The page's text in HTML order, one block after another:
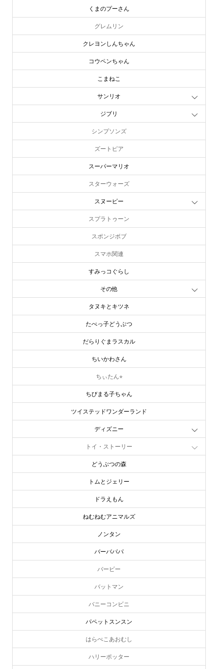
くまのプーさん
グレムリン
クレヨンしんちゃん
コウペンちゃん
こまねこ
サンリオ
ジブリ
シンプソンズ
ズートピア
スーパーマリオ
スターウォーズ
スヌーピー
スプラトゥーン
スポンジボブ
スマホ関連
すみっコぐらし
その他
タヌキとキツネ
たべっ子どうぶつ
だらりぐまラスカル
ちいかわさん
ちぃたん⭐︎
ちびまる子ちゃん
ツイステッドワンダーランド
ディズニー
トイ・ストーリー
どうぶつの森
トムとジェリー
ドラえもん
ねむねむアニマルズ
ノンタン
バーバパパ
バービー
バットマン
バニーコンビニ
パペットスンスン
はらぺこあおむし
ハリーポッター